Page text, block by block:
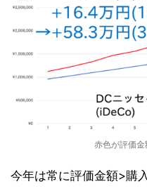
赤色が評価
今年は常に評価金額>購